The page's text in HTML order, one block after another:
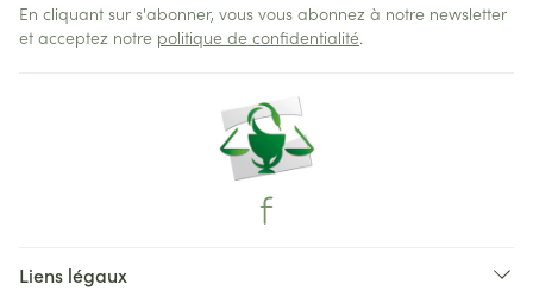
En cliquant sur s'abonner, vous vous abonnez à notre newsletter
et acceptez notre politique de confidentialité.
Liens légaux